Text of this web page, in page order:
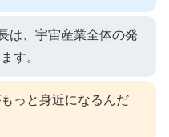
は、宇宙産業全体の発
す。
っと身近になるんだ